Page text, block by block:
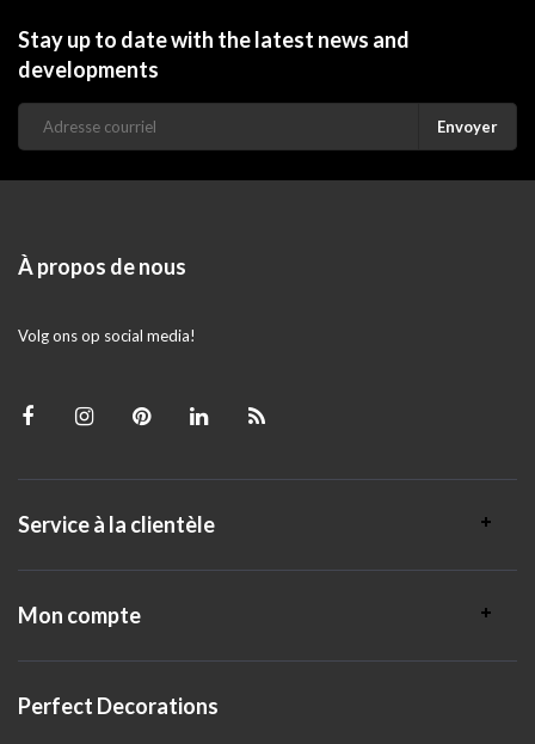
Stay up to date with the latest news and
developments
Envoyer
À propos de nous
Volg ons op social media!
Service à la clientèle
Mon compte
Perfect Decorations